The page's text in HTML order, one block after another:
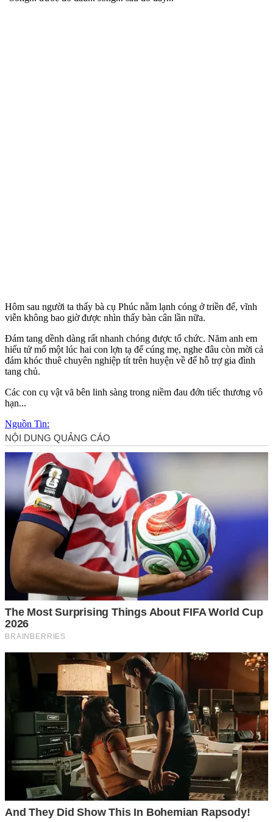
Hôm sau người ta thấy bà cụ Phúc nằm lạnh cóng ở triền để, vĩnh
viễn không bao giờ được nhìn thấy bàn cân lần nữa.
Đám tang dềnh dàng rất nhanh chóng được tổ chức. Năm anh em
hiếu tử mổ một lúc hai con lợn tạ để cúng mẹ, nghe đâu còn mời cả
đám khóc thuê chuyên nghiệp tít trên huyện về để hỗ trợ gia đình
tang chủ.
Các con cụ vật vã bên linh sàng trong niềm đau đớn tiếc thương vô
hạn...
Nguồn Tin: